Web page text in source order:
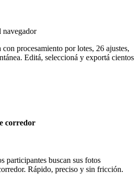
navegador
procesamiento por lotes, 26 ajustes,
Editá, seleccioná y exportá cientos
corredor
participantes buscan sus fotos
Rápido, preciso y sin fricción.